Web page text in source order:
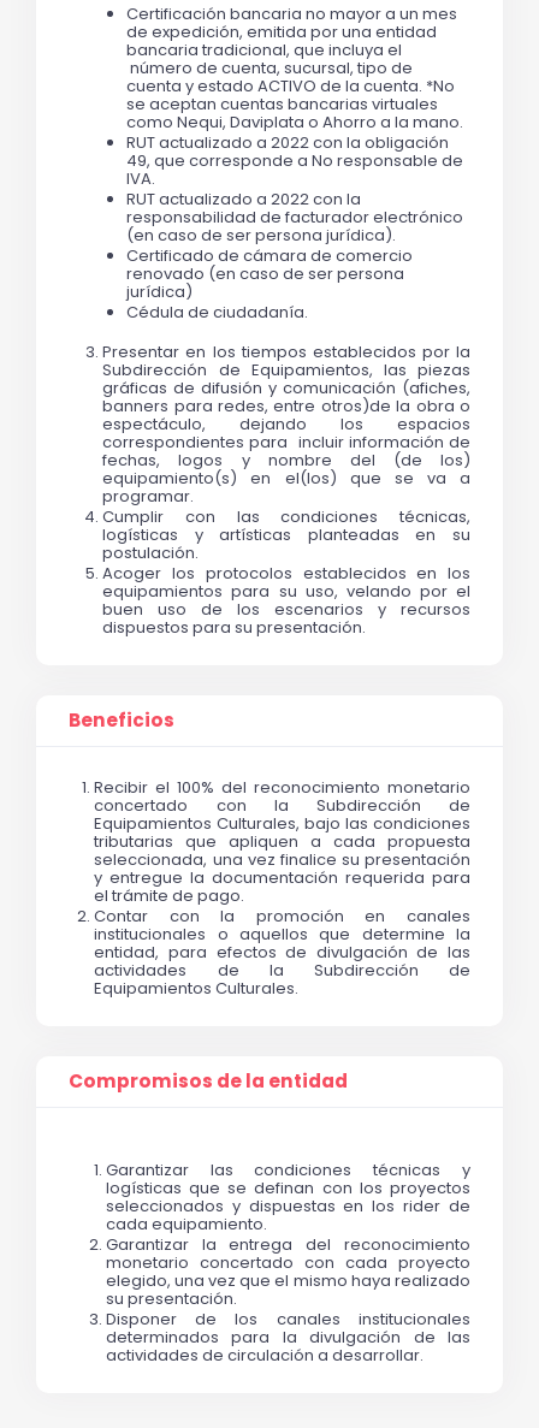
Certificación bancaria no mayor a un mes
de expedición, emitida por una entidad
bancaria tradicional, que incluya el
número de cuenta, sucursal, tipo de
cuenta y estado ACTIVO de la cuenta. *No
se aceptan cuentas bancarias virtuales
como Nequi, Daviplata o Ahorro a la mano.
RUT actualizado a 2022 con la obligación
49, que corresponde a No responsable de
IVA.
RUT actualizado a 2022 con la
responsabilidad de facturador electrónico
(en caso de ser persona jurídica).
Certificado de cámara de comercio
renovado (en caso de ser persona
jurídica)
Cédula de ciudadanía.
Presentar en los tiempos establecidos por la
Subdirección de Equipamientos, las piezas
gráficas de difusión y comunicación (afiches,
banners para redes, entre otros)de la obra o
espectáculo, dejando los espacios
correspondientes para  incluir información de
fechas, logos y nombre del (de los)
equipamiento(s) en el(los) que se va a
programar.
Cumplir con las condiciones técnicas,
logísticas y artísticas planteadas en su
postulación.
Acoger los protocolos establecidos en los
equipamientos para su uso, velando por el
buen uso de los escenarios y recursos
dispuestos para su presentación.
Beneficios
Recibir el 100% del reconocimiento monetario
concertado con la Subdirección de
Equipamientos Culturales, bajo las condiciones
tributarias que apliquen a cada propuesta
seleccionada, una vez finalice su presentación
y entregue la documentación requerida para
el trámite de pago.
Contar con la promoción en canales
institucionales o aquellos que determine la
entidad, para efectos de divulgación de las
actividades de la Subdirección de
Equipamientos Culturales.
Compromisos de la entidad
Garantizar las condiciones técnicas y
logísticas que se definan con los proyectos
seleccionados y dispuestas en los rider de
cada equipamiento.
Garantizar la entrega del reconocimiento
monetario concertado con cada proyecto
elegido, una vez que el mismo haya realizado
su presentación.
Disponer de los canales institucionales
determinados para la divulgación de las
actividades de circulación a desarrollar.